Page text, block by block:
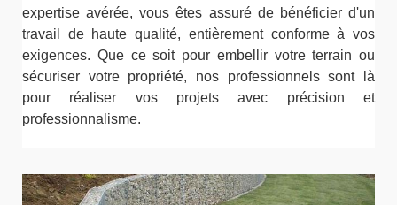
expertise avérée, vous êtes assuré de bénéficier d'un
travail de haute qualité, entièrement conforme à vos
exigences. Que ce soit pour embellir votre terrain ou
sécuriser votre propriété, nos professionnels sont là
pour réaliser vos projets avec précision et
professionnalisme.